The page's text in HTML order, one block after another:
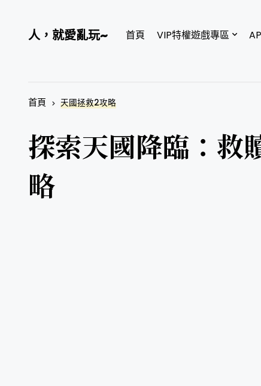
人，就愛亂玩~ 首頁 VIP特權遊戲專區
首頁 天國拯救2攻略
探索天國降臨：救
略